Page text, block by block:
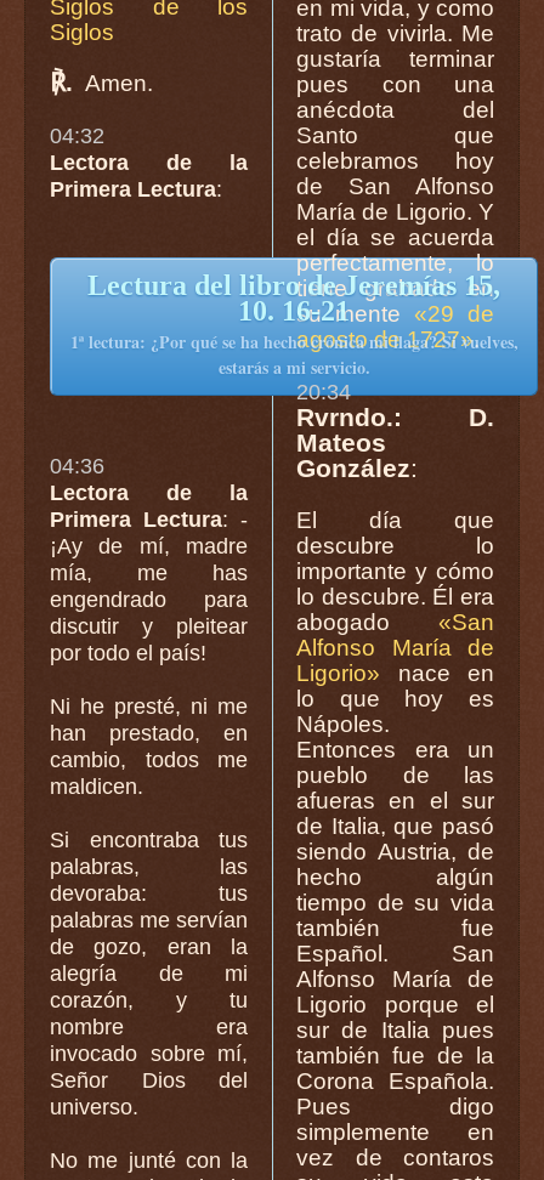
Siglos de los
Siglos
℟. Amen.
04:32
Lectora de la
Primera Lectura:
Lectura del libro de Jeremías 15,
10. 16-21
1ª lectura: ¿Por qué se ha hecho crónica mi llaga? Si vuelves,
estarás a mi servicio.
04:36
Lectora de la
Primera Lectura: -
¡Ay de mí, madre
mía, me has
engendrado para
discutir y pleitear
por todo el país!
Ni he presté, ni me
han prestado, en
cambio, todos me
maldicen.
Si encontraba tus
palabras, las
devoraba: tus
palabras me servían
de gozo, eran la
alegría de mi
corazón, y tu
nombre era
invocado sobre mí,
Señor Dios del
universo.
No me junté con la
en mi vida, y como
trato de vivirla. Me
gustaría terminar
pues con una
anécdota del
Santo que
celebramos hoy
de San Alfonso
María de Ligorio. Y
el día se acuerda
perfectamente, lo
tiene grabado en
su mente «29 de
agosto de 1727».
20:34
Rvrndo.: D.
Mateos
González:
El día que
descubre lo
importante y cómo
lo descubre. Él era
abogado «San
Alfonso María de
Ligorio» nace en
lo que hoy es
Nápoles.
Entonces era un
pueblo de las
afueras en el sur
de Italia, que pasó
siendo Austria, de
hecho algún
tiempo de su vida
también fue
Español. San
Alfonso María de
Ligorio porque el
sur de Italia pues
también fue de la
Corona Española.
Pues digo
simplemente en
vez de contaros